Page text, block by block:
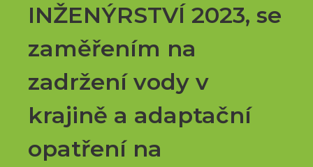
INŽENÝRSTVÍ 2023, se
zaměřením na
zadržení vody v
krajině a adaptační
opatření na